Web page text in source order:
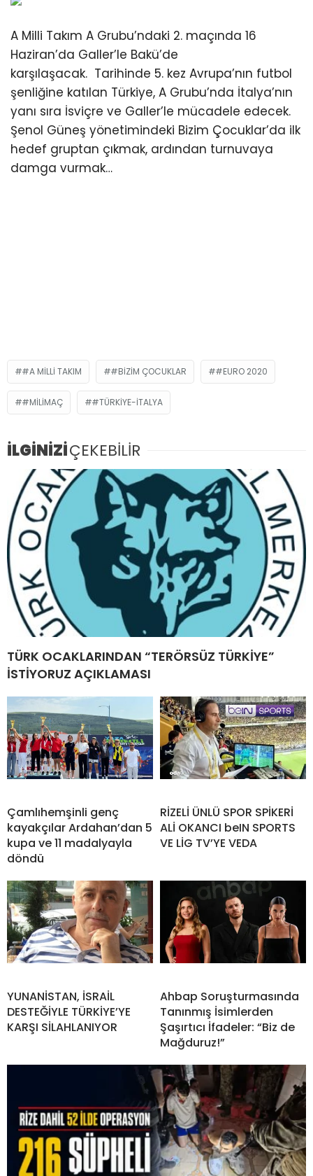
A Milli Takım A Grubu’ndaki 2. maçında 16
Haziran’da Galler’le Bakü’de
karşılaşacak. Tarihinde 5. kez Avrupa’nın futbol
şenliğine katılan Türkiye, A Grubu’nda İtalya’nın
yanı sıra İsviçre ve Galler’le mücadele edecek.
Şenol Güneş yönetimindeki Bizim Çocuklar’da ilk
hedef gruptan çıkmak, ardından turnuvaya
damga vurmak…
#A MILLI TAKIM #BIZIM ÇOCUKLAR #EURO 2020
#MILIMAÇ #TÜRKIYE-İTALYA
İLGİNİZİÇEKEBİLİR
TÜRK OCAKLARINDAN “TERÖRSÜZ TÜRKİYE”
İSTİYORUZ AÇIKLAMASI
Çamlıhemşinli genç
kayakçılar Ardahan’dan 5
kupa ve 11 madalyayla
döndü
RİZELİ ÜNLÜ SPOR SPİKERİ
ALİ OKANCI beIN SPORTS
VE LİG TV’YE VEDA
YUNANİSTAN, İSRAİL
DESTEĞİYLE TÜRKİYE’YE
KARŞI SİLAHLANIYOR
Ahbap Soruşturmasında
Tanınmış İsimlerden
Şaşırtıcı İfadeler: “Biz de
Mağduruz!”